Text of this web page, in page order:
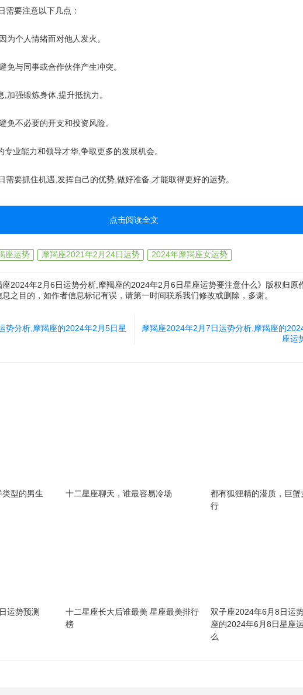
需要注意以下几点：
为个人情绪而对他人发火。
免与同事或合作伙伴产生冲突。
加强锻炼身体,提升抵抗力。
免不必要的开支和投资风险。
业能力和领导才华,争取更多的发展机会。
需要抓住机遇,发挥自己的优势,做好准备,才能取得更好的运势。
点击阅读全文
座运势 摩羯座2021年2月24日运势 2024年摩羯座女运势
2024年2月6日运势分析,摩羯座的2024年2月6日星座运势要注意什么》版权归原
之目的，如作者信息标记有误，请第一时间联系我们修改或删除，多谢。
势分析,摩羯座的2024年2月5日星
摩羯座2024年2月7日运势分析,摩羯座的
座运
型的男生 十二星座聊天，谁最容易冷场
都有狐狸精的潜质，巨
行
运势预测
十二星座长大后谁最美 星座最美排行
榜
双子座2024年6月8日运
座的2024年6月8日星座
么